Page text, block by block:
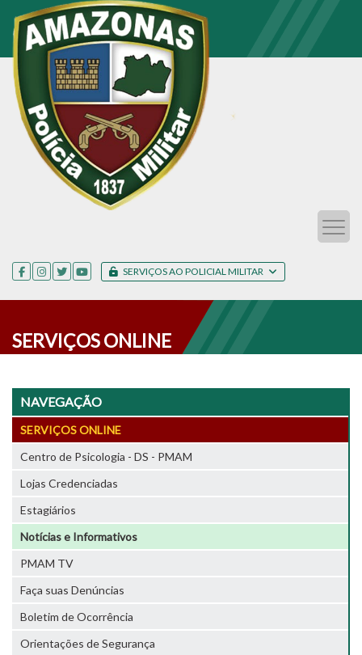
SERVIÇOS AO POLICIAL MILITAR
SERVIÇOS ONLINE
NAVEGAÇÃO
SERVIÇOS ONLINE
Centro de Psicologia - DS - PMAM
Lojas Credenciadas
Estagiários
Notícias e Informativos
PMAM TV
Faça suas Denúncias
Boletim de Ocorrência
Orientações de Segurança